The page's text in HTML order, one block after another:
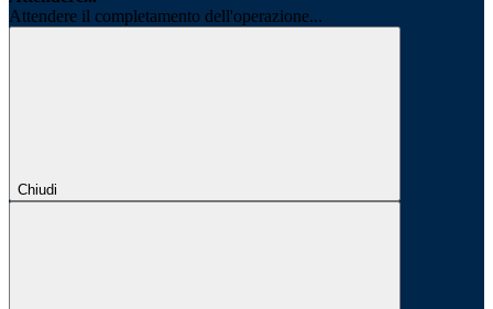
Attendere il completamento dell'operazione...
Chiudi